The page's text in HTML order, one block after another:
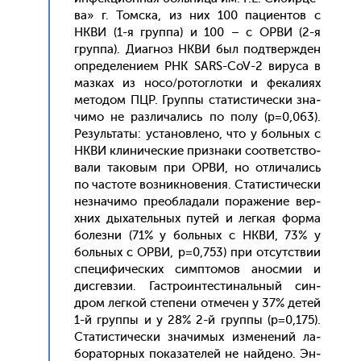
ва» г. Том­ска, из них 100 па­ци­ен­тов с
НКВИ (1-я груп­па) и 100 – с ОР­ВИ (2-я
груп­па). Ди­аг­ноз НКВИ был под­твержден
оп­ре­деле­ни­ем РНК SARS-CoV-2 ви­руса в
маз­ках из но­со/ро­тог­лотки и фе­кали­ях
ме­тодом ПЦР. Груп­пы ста­тис­ти­чес­ки зна­
чимо не раз­ли­чались по по­лу (р=0,063).
Ре­зуль­та­ты: ус­та­нов­ле­но, что у боль­ных с
НКВИ кли­ничес­кие приз­на­ки со­от­ветс­тво­
вали та­ковым при ОР­ВИ, но от­ли­чались
по час­то­те воз­никно­вения. Ста­тис­ти­чес­ки
нез­на­чимо пре­об­ла­дали по­раже­ние вер­
хних ды­хатель­ных пу­тей и лег­кая фор­ма
бо­лез­ни (71% у боль­ных с НКВИ, 73% у
боль­ных с ОР­ВИ, р=0,753) при от­сутс­твии
спе­цифи­чес­ких сим­пто­мов анос­мии и
дис­гевзии. Гас­тро­ин­тести­наль­ный син­
дром лег­кой сте­пени от­ме­чен у 37% де­тей
1-й груп­пы и у 28% 2-й груп­пы (р=0,175).
Ста­тис­ти­чес­ки зна­чимых из­ме­нений ла­
бора­тор­ных по­каза­телей не най­де­но. Эн­